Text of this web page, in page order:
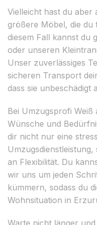
Vielleicht hast du aber
größere Möbel, die du
diesem Fall kannst du
oder unseren
Unser zuverlässiges
sicheren Transport
dass sie unbeschädigt
Bei Umzugsprofi Weiß
Wünsche und
dir nicht nur eine
an Flexibilität. Du
wir uns um jeden
kümmern, sodass du
Wohnsituation in
Warte nicht länger